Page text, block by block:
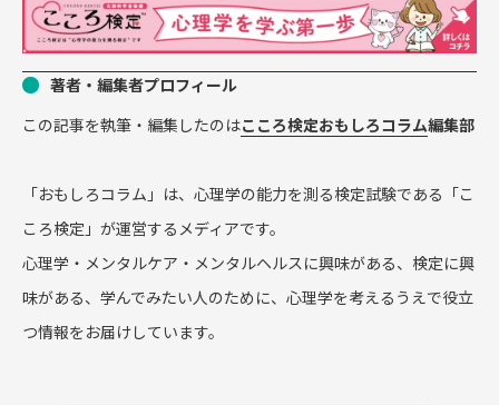
著者・編集者プロフィール
この記事を執筆・編集したのはこころ検定おもしろコラム編集部
「おもしろコラム」は、心理学の能力を測る検定試験である「こ
ころ検定」が運営するメディアです。
心理学・メンタルケア・メンタルヘルスに興味がある、検定に興
味がある、学んでみたい人のために、心理学を考えるうえで役立
つ情報をお届けしています。